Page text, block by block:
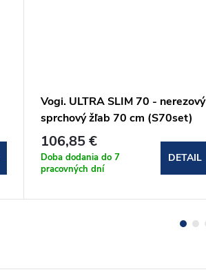
Vogi. ULTRA SLIM 70 - nerezový
sprchový žľab 70 cm (S70set)
106,85 €
Doba dodania do 7
pracovných dní
DETAIL